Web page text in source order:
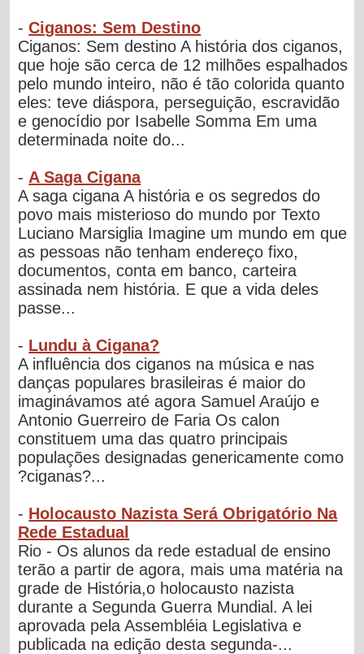
-Ciganos: Sem Destino
Ciganos: Sem destino A história dos ciganos,
que hoje são cerca de 12 milhões espalhados
pelo mundo inteiro, não é tão colorida quanto
eles: teve diáspora, perseguição, escravidão
e genocídio por Isabelle Somma Em uma
determinada noite do...
- A Saga Cigana
A saga cigana A história e os segredos do
povo mais misterioso do mundo por Texto
Luciano Marsiglia Imagine um mundo em que
as pessoas não tenham endereço fixo,
documentos, conta em banco, carteira
assinada nem história. E que a vida deles
passe...
- Lundu à Cigana?
A influência dos ciganos na música e nas
danças populares brasileiras é maior do
imaginávamos até agora Samuel Araújo e
Antonio Guerreiro de Faria Os calon
constituem uma das quatro principais
populações designadas genericamente como
?ciganas?...
- Holocausto Nazista Será Obrigatório Na
Rede Estadual
Rio - Os alunos da rede estadual de ensino
terão a partir de agora, mais uma matéria na
grade de História,o holocausto nazista
durante a Segunda Guerra Mundial. A lei
aprovada pela Assembléia Legislativa e
publicada na edição desta segunda-...